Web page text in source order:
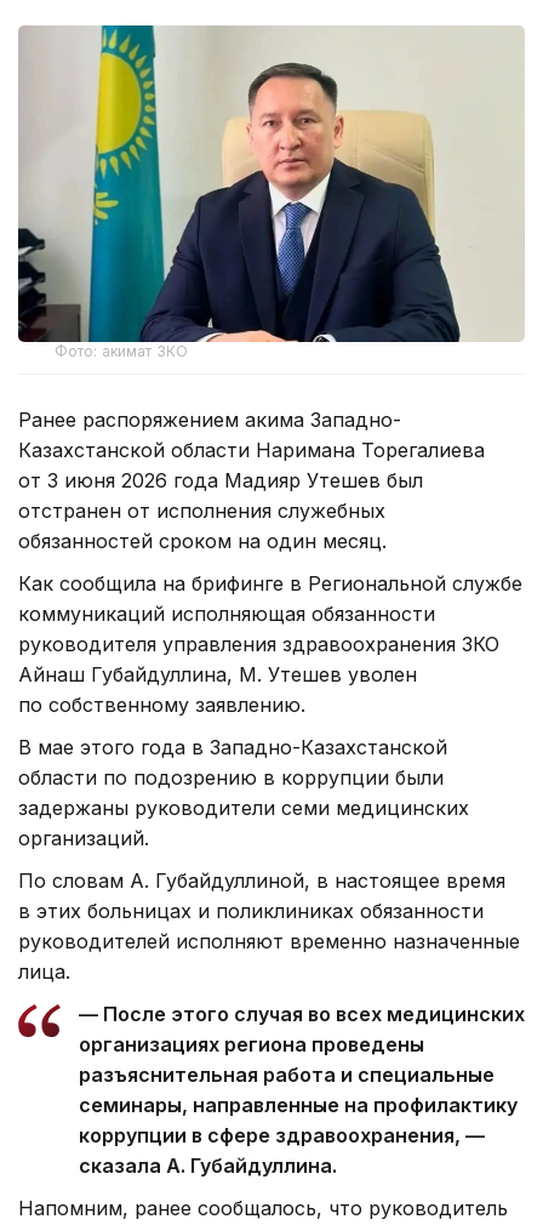
Фото: акимат ЗКО
Ранее распоряжением акима Западно-
Казахстанской области Наримана Торегалиева
от 3 июня 2026 года Мадияр Утешев был
отстранен от исполнения служебных
обязанностей сроком на один месяц.
Как сообщила на брифинге в Региональной службе
коммуникаций исполняющая обязанности
руководителя управления здравоохранения ЗКО
Айнаш Губайдуллина, М. Утешев уволен
по собственному заявлению.
В мае этого года в Западно-Казахстанской
области по подозрению в коррупции были
задержаны руководители семи медицинских
организаций.
По словам А. Губайдуллиной, в настоящее время
в этих больницах и поликлиниках обязанности
руководителей исполняют временно назначенные
лица.
— После этого случая во всех медицинских
организациях региона проведены
разъяснительная работа и специальные
семинары, направленные на профилактику
коррупции в сфере здравоохранения, —
сказала А. Губайдуллина.
Напомним, ранее сообщалось, что руководитель